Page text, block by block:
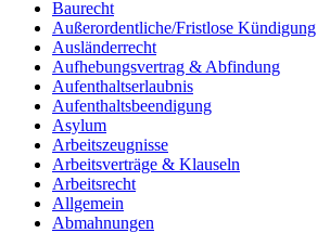
Baurecht
Außerordentliche/Fristlose Kündigung
Ausländerrecht
Aufhebungsvertrag & Abfindung
Aufenthaltserlaubnis
Aufenthaltsbeendigung
Asylum
Arbeitszeugnisse
Arbeitsverträge & Klauseln
Arbeitsrecht
Allgemein
Abmahnungen